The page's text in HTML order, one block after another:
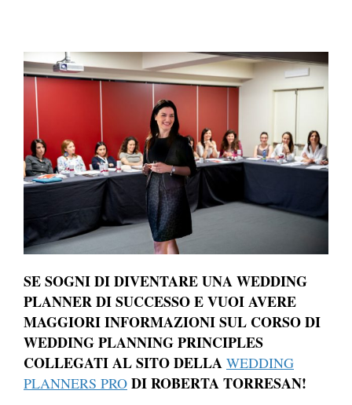
SE SOGNI DI DIVENTARE UNA WEDDING
PLANNER DI SUCCESSO E VUOI AVERE
MAGGIORI INFORMAZIONI SUL CORSO DI
WEDDING PLANNING PRINCIPLES
COLLEGATI AL SITO DELLA WEDDING
PLANNERS PRO DI ROBERTA TORRESAN!